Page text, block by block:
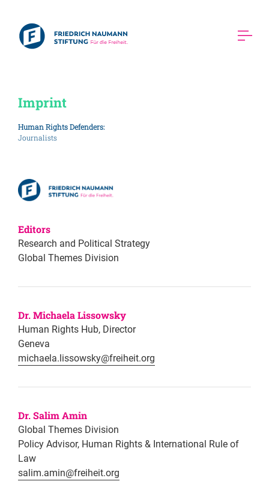
Imprint
Human Rights Defenders:
Journalists
Editors
Research and Political Strategy
Global Themes Division
Dr. Michaela Lissowsky
Human Rights Hub, Director
Geneva
michaela.lissowsky@freiheit.org
Dr. Salim Amin
Global Themes Division
Policy Advisor, Human Rights & International Rule of
Law
salim.amin@freiheit.org